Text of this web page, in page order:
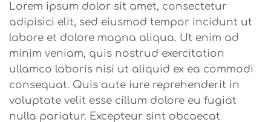
Lorem ipsum dolor sit amet, consectetur
adipisici elit, sed eiusmod tempor incidunt ut
labore et dolore magna aliqua. Ut enim ad
minim veniam, quis nostrud exercitation
ullamco laboris nisi ut aliquid ex ea commodi
consequat. Quis aute iure reprehenderit in
voluptate velit esse cillum dolore eu fugiat
nulla pariatur. Excepteur sint obcaecat